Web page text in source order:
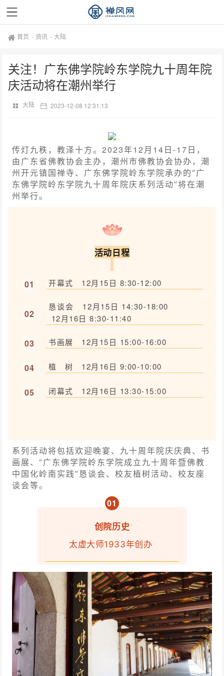
首页 - 资讯 -大陆
关注！广东佛学院岭东学院九十周年院
庆活动将在潮州举行
大陆 2023-12-08 12:31:13
传灯九秩，教泽十方。2023年12月14日-17日，
由广东省佛教协会主办，潮州市佛教协会协办，潮
州开元镇国禅寺、广东佛学院岭东学院承办的“广
东佛学院岭东学院九十周年院庆系列活动”将在潮
州举行。
活动日程
01 开幕式 12月15日 8:30-12:00
02
恳谈会 12月15日 14:30-18:00
12月16日 8:30-11:40
03 书画展 12月15日 15:00-16:00
04 植 树 12月16日 9:00-10:00
05 闭幕式 12月16日 13:30-15:00
系列活动将包括欢迎晚宴、九十周年院庆庆典、书
画展、“广东佛学院岭东学院成立九十周年暨佛教
中国化岭南实践”恳谈会、校友植树活动、校友座
谈会等。
01
创院历史
太虚大师1933年创办